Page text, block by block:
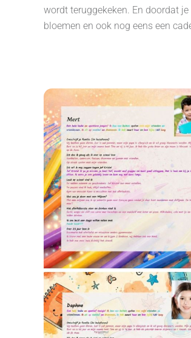
wordt teruggekeken. En doordat
bloemen en ook nog eens een